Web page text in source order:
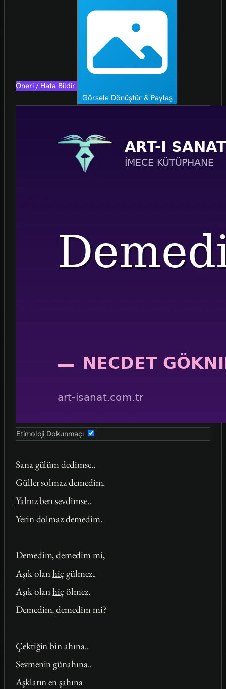
Öneri / Hata Bildir
Görsele Dönüştür & Paylaş
Etimoloji Dokunmaçı
Sana gülüm dedimse..
Güller solmaz demedim.
Yalnızben sevdimse..
Yerin dolmaz demedim.
Demedim, demedim mi,
Aşık olanhiç gülmez..
Aşık olanhiç ölmez.
Demedim, demedim mi?
Çektiğin bin ahına..
Sevmenin günahına..
Aşkların en şahına